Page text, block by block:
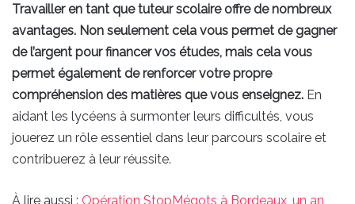
Travailler en tant que tuteur scolaire offre de nombreux
avantages. Non seulement cela vous permet de gagner
de l’argent pour financer vos études, mais cela vous
permet également de renforcer votre propre
compréhension des matières que vous enseignez. En
aidant les lycéens à surmonter leurs difficultés, vous
jouerez un rôle essentiel dans leur parcours scolaire et
contribuerez à leur réussite.
À lire aussi : Opération StopMégots à Bordeaux, un an